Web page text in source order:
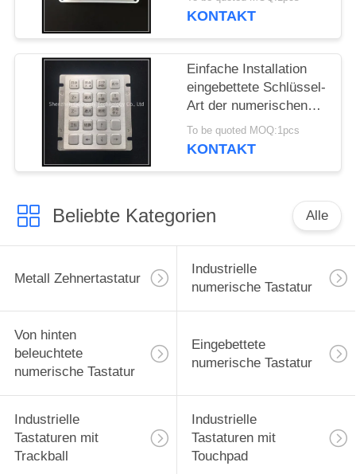
Tachymeter
KONTAKT
Einfache Installation
eingebettete Schlüssel-
Art der numerischen
Tastatur-20 mit Usb-
Schnittstelle
To be quoted MOQ:1pcs
KONTAKT
Beliebte Kategorien Alle
Metall Zehnertastatur
Industrielle
numerische Tastatur
Von hinten
beleuchtete
numerische Tastatur
Eingebettete
numerische Tastatur
Industrielle
Tastaturen mit
Trackball
Industrielle
Tastaturen mit
Touchpad